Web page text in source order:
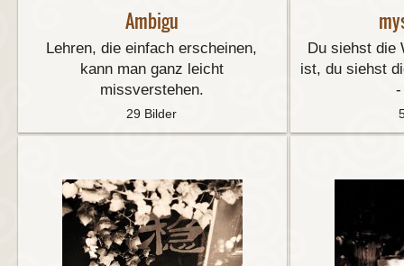
Ambigu
Lehren, die einfach erscheinen,
kann man ganz leicht
missverstehen.
29 Bilder
Du siehst die
ist, du siehst